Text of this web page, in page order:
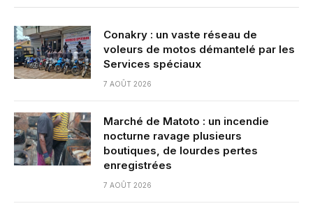
Conakry : un vaste réseau de
voleurs de motos démantelé par les
Services spéciaux
7 AOÛT 2026
Marché de Matoto : un incendie
nocturne ravage plusieurs
boutiques, de lourdes pertes
enregistrées
7 AOÛT 2026